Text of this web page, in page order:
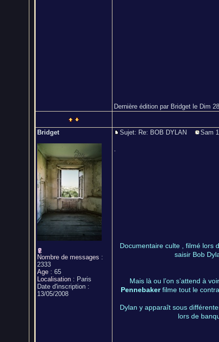
Dernière édition par Bridget le Dim
Bridget
Nombre de messages :
2333
Age : 65
Localisation : Paris
Date d'inscription :
13/05/2008
Sujet: Re: BOB DYLAN Sam
Documentaire culte , filmé lors
saisir Bob
Mais là ou l’on s’attend à
Pennebakerfilme tout le
Dylan y apparaît sous
lors de